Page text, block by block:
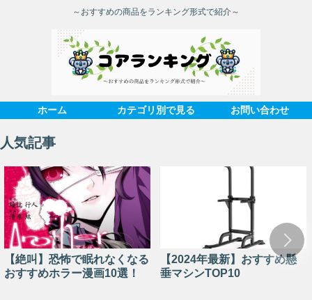
～おすすめの商品をランキング形式で紹介～
ホーム カテゴリ別で見る お問い合わせ
人気記事
【絶叫】恐怖で眠れなくなる
おすすめホラー漫画10選！
【2024年最新】おすすめ懸
垂マシンTOP10